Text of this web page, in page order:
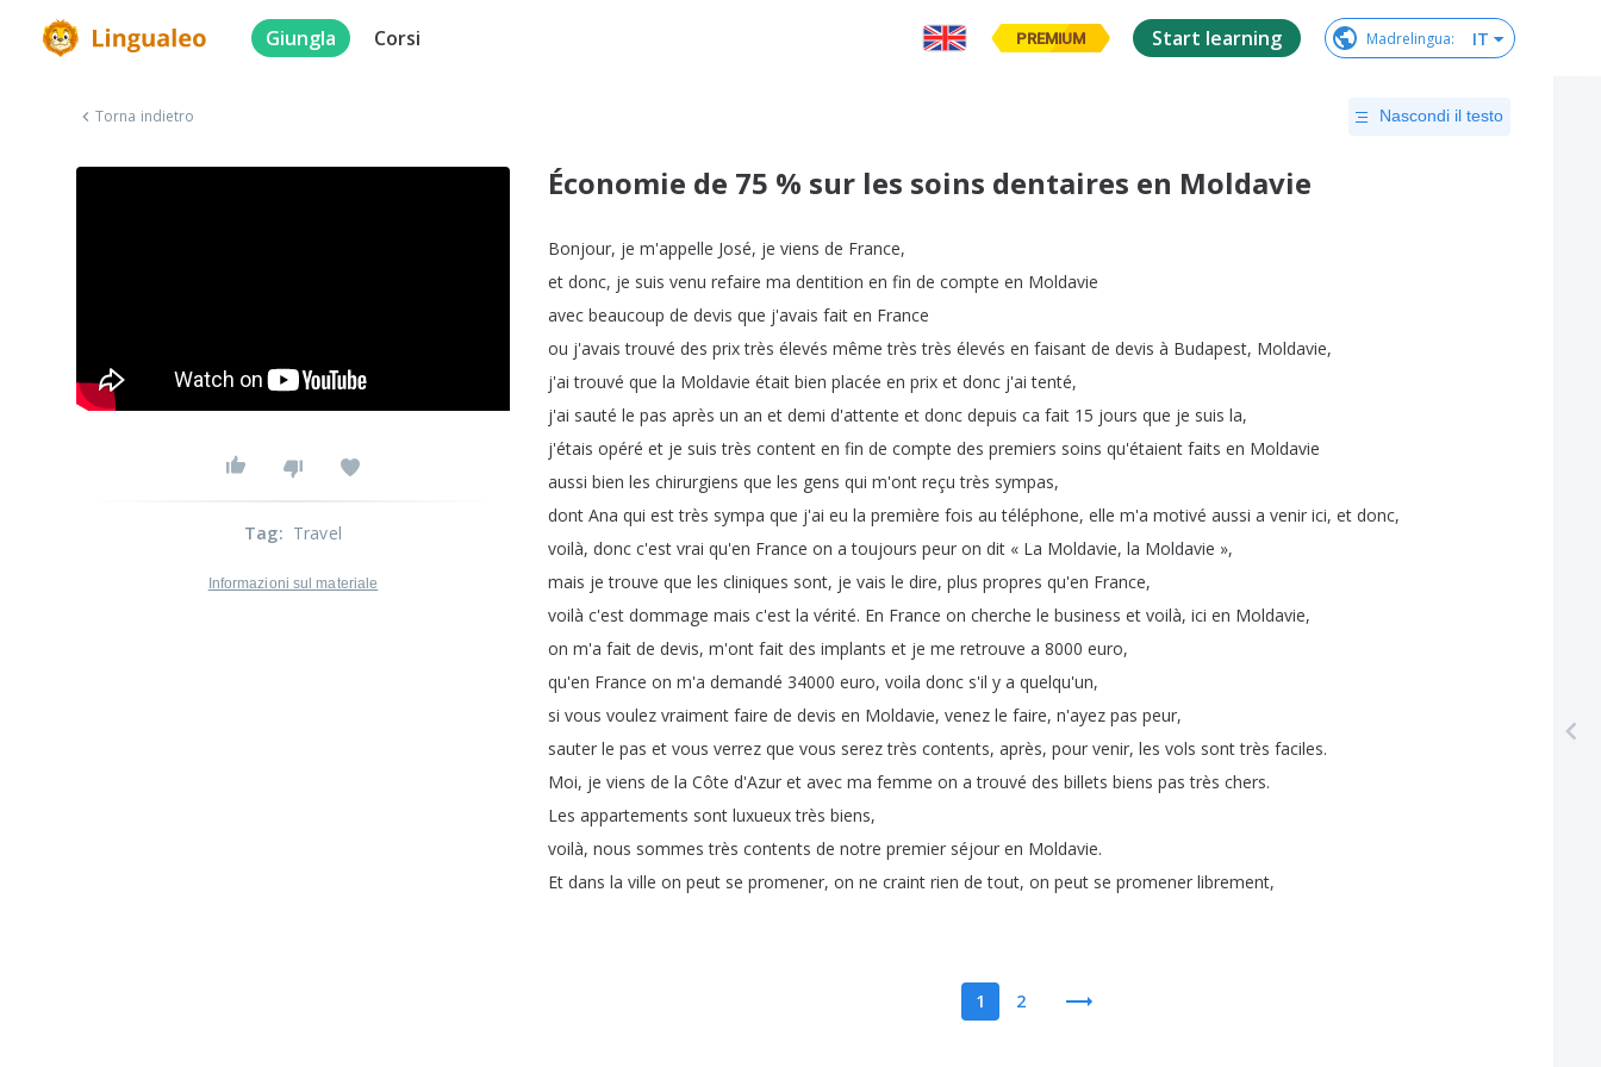
Giungla Corsi PREMIUM Start learning Madrelingua: IT
Torna indietro Nascondi il testo
Économie de 75 % sur les soins dentaires en Moldavie
Bonjour, je m'appelle José, je viens de France,
et donc, je suis venu refaire ma dentition en fin de compte en Moldavie
avec beaucoup de devis que j'avais fait en France
ou j'avais trouvé des prix très élevés même très très élevés en faisant de devis à Budapest, Moldavie,
j'ai trouvé que la Moldavie était bien placée en prix et donc j'ai tenté,
j'ai sauté le pas après un an et demi d'attente et donc depuis ca fait 15 jours que je suis la,
j'étais opéré et je suis très content en fin de compte des premiers soins qu'étaient faits en Moldavie
aussi bien les chirurgiens que les gens qui m'ont reçu très sympas,
dont Ana qui est très sympa que j'ai eu la première fois au téléphone, elle m'a motivé aussi a venir ici, et donc,
voilà, donc c'est vrai qu'en France on a toujours peur on dit « La Moldavie, la Moldavie »,
mais je trouve que les cliniques sont, je vais le dire, plus propres qu'en France,
voilà c'est dommage mais c'est la vérité. En France on cherche le business et voilà, ici en Moldavie,
on m'a fait de devis, m'ont fait des implants et je me retrouve a 8000 euro,
qu'en France on m'a demandé 34000 euro, voila donc s'il y a quelqu'un,
si vous voulez vraiment faire de devis en Moldavie, venez le faire, n'ayez pas peur,
sauter le pas et vous verrez que vous serez très contents, après, pour venir, les vols sont très faciles.
Moi, je viens de la Côte d'Azur et avec ma femme on a trouvé des billets biens pas très chers.
Les appartements sont luxueux très biens,
voilà, nous sommes très contents de notre premier séjour en Moldavie.
Et dans la ville on peut se promener, on ne craint rien de tout, on peut se promener librement,
1 2
Tag: Travel
Informazioni sul materiale